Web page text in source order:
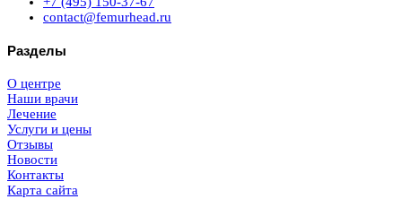
contact@femurhead.ru
Разделы
О центре
Наши врачи
Лечение
Услуги и цены
Отзывы
Новости
Контакты
Карта сайта